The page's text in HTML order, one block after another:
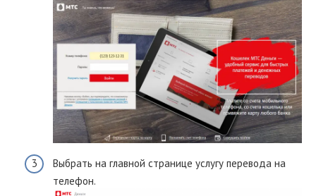
Выбрать на главной странице услугу перевода на
телефон.